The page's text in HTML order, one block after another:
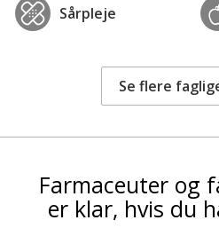
Sårpleje
Se flere
Farmaceuter og
er klar, hvis du